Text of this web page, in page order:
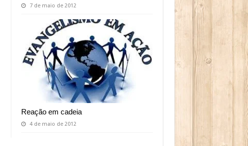
7 de maio de 2012
Reação em cadeia
4 de maio de 2012